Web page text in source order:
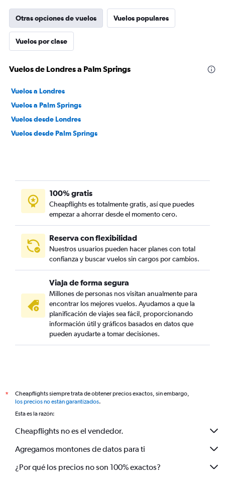
Otras opciones de vuelos Vuelos populares
Vuelos por clase
Vuelos de Londres a Palm Springs
Vuelos a Londres
Vuelos a Palm Springs
Vuelos desde Londres
Vuelos desde Palm Springs
100% gratis
Cheapflights es totalmente gratis, así que puedes
empezar a ahorrar desde el momento cero.
Reserva con flexibilidad
Nuestros usuarios pueden hacer planes con total
confianza y buscar vuelos sin cargos por cambios.
Viaja de forma segura
Millones de personas nos visitan anualmente para
encontrar los mejores vuelos. Ayudamos a que la
planificación de viajes sea fácil, proporcionando
información útil y gráficos basados en datos que
pueden ayudarte a tomar decisiones.
*
Cheapflights siempre trata de obtener precios exactos, sin embargo,
los precios no están garantizados.
Esta es la razón:
Cheapflights no es el vendedor.
Agregamos montones de datos para ti
¿Por qué los precios no son 100% exactos?